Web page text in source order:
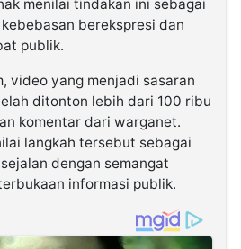
menilai tindakan ini sebagai
berekspresi dan
publik.
video yang menjadi sasaran
ditonton lebih dari 100 ribu
komentar dari warganet.
langkah tersebut sebagai
dengan semangat
informasi publik.